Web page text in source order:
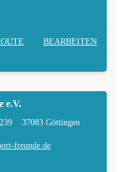
BEARBEITEN
e.V.
37083 Göttingen
freunde.de